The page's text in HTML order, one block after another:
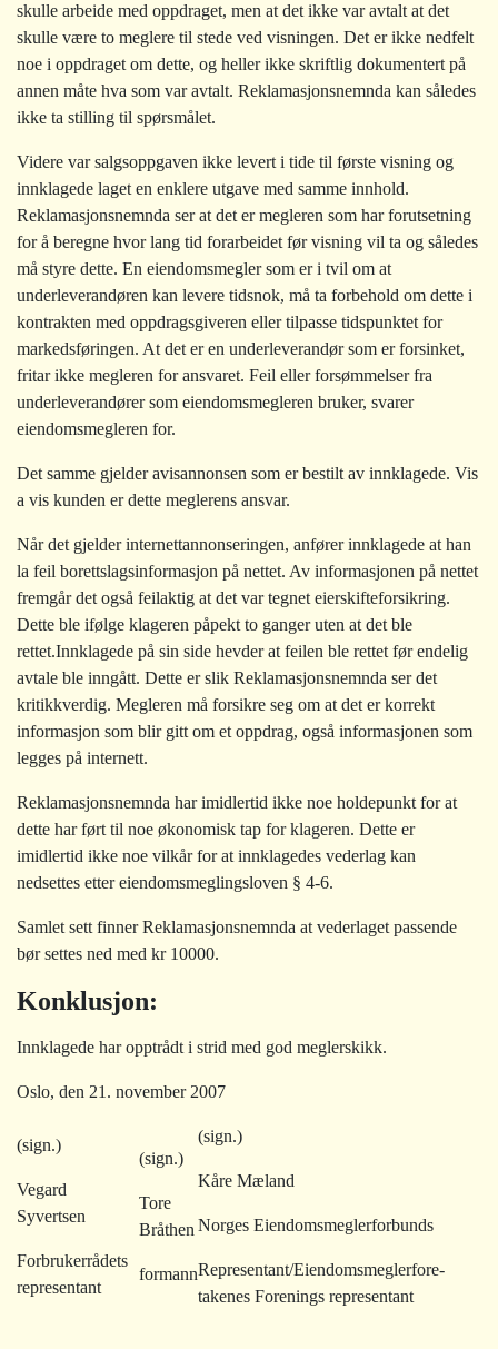
skulle arbeide med oppdraget, men at det ikke var avtalt at det
skulle være to meglere til stede ved visningen. Det er ikke nedfelt
noe i oppdraget om dette, og heller ikke skriftlig dokumentert på
annen måte hva som var avtalt. Reklamasjonsnemnda kan således
ikke ta stilling til spørsmålet.
Videre var salgsoppgaven ikke levert i tide til første visning og
innklagede laget en enklere utgave med samme innhold.
Reklamasjonsnemnda ser at det er megleren som har forutsetning
for å beregne hvor lang tid forarbeidet før visning vil ta og således
må styre dette. En eiendomsmegler som er i tvil om at
underleverandøren kan levere tidsnok, må ta forbehold om dette i
kontrakten med oppdragsgiveren eller tilpasse tidspunktet for
markedsføringen. At det er en underleverandør som er forsinket,
fritar ikke megleren for ansvaret. Feil eller forsømmelser fra
underleverandører som eiendomsmegleren bruker, svarer
eiendomsmegleren for.
Det samme gjelder avisannonsen som er bestilt av innklagede. Vis
a vis kunden er dette meglerens ansvar.
Når det gjelder internettannonseringen, anfører innklagede at han
la feil borettslagsinformasjon på nettet. Av informasjonen på nettet
fremgår det også feilaktig at det var tegnet eierskifteforsikring.
Dette ble ifølge klageren påpekt to ganger uten at det ble
rettet.Innklagede på sin side hevder at feilen ble rettet før endelig
avtale ble inngått. Dette er slik Reklamasjonsnemnda ser det
kritikkverdig. Megleren må forsikre seg om at det er korrekt
informasjon som blir gitt om et oppdrag, også informasjonen som
legges på internett.
Reklamasjonsnemnda har imidlertid ikke noe holdepunkt for at
dette har ført til noe økonomisk tap for klageren. Dette er
imidlertid ikke noe vilkår for at innklagedes vederlag kan
nedsettes etter eiendomsmeglingsloven § 4-6.
Samlet sett finner Reklamasjonsnemnda at vederlaget passende
bør settes ned med kr 10000.
Konklusjon:
Innklagede har opptrådt i strid med god meglerskikk.
Oslo, den 21. november 2007
(sign.)
Vegard
Syvertsen
Forbrukerrådets
representant
(sign.)
Tore
Bråthen
formann
(sign.)
Kåre Mæland
Norges Eiendomsmeglerforbunds
Representant/Eiendomsmeglerfore-
takenes Forenings representant